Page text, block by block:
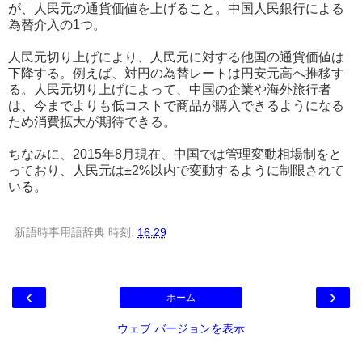
が、人民元の通貨価値を上げること。中国人民銀行による
為替介入の1つ。
人民元切り上げにより、人民元に対する他国の通貨価値は
下降する。例えば、対円の為替レートは円安元高へ推移す
る。人民元切り上げによって、中国の企業や海外旅行者
は、今までよりも低コストで商品が購入できるようになる
ため消費拡大が期待できる。
ちなみに、2015年8月現在、中国では管理変動相場制をと
っており、人民元は±2%以内で変動するように制限されて
いる。
新語時事用語辞典 時刻: 16:29
‹ ›
ホーム
ウェブ バージョンを表示